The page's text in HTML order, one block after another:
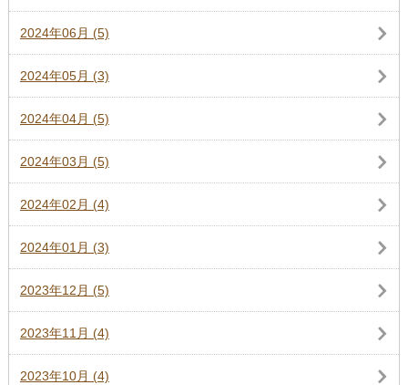
2024年06月 (5)
2024年05月 (3)
2024年04月 (5)
2024年03月 (5)
2024年02月 (4)
2024年01月 (3)
2023年12月 (5)
2023年11月 (4)
2023年10月 (4)